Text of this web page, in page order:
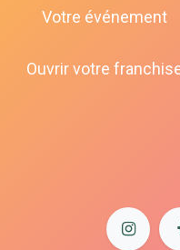
Votre événement
Ouvrir votre